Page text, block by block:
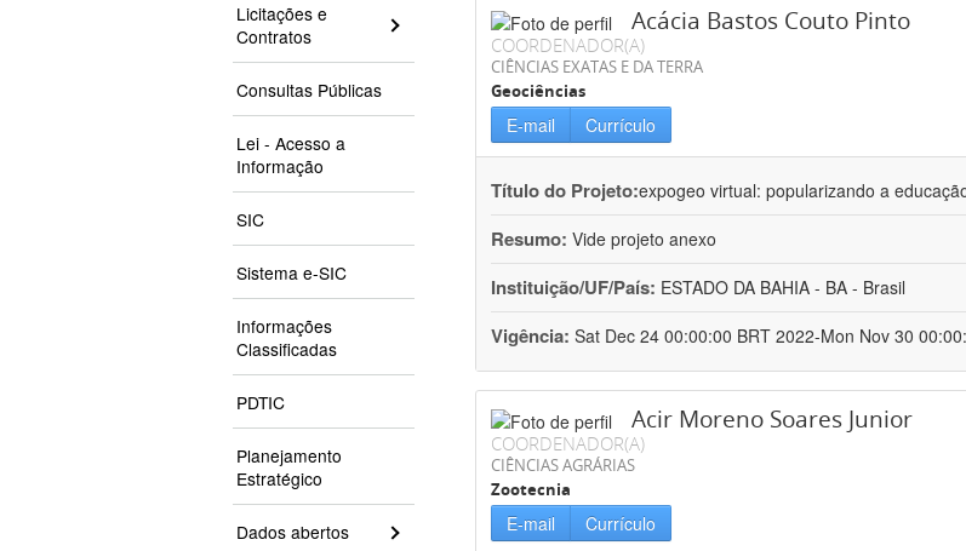
Licitações e
Contratos
Consultas Públicas
Lei - Acesso a
Informação
SIC
Sistema e-SIC
Informações
Classificadas
PDTIC
Planejamento
Estratégico
Dados abertos
Acácia Bastos Couto Pinto
COORDENADOR(A)
CIÊNCIAS EXATAS E DA TERRA
Geociências
E-mail Currículo
Título do Projeto:expogeo virtual: popularizando a
Resumo: Vide projeto anexo
Instituição/UF/País: ESTADO DA BAHIA - BA - Brasil
Vigência: Sat Dec 24 00:00:00 BRT 2022-Mon Nov 30
Acir Moreno Soares Junior
COORDENADOR(A)
CIÊNCIAS AGRÁRIAS
Zootecnia
E-mail Currículo